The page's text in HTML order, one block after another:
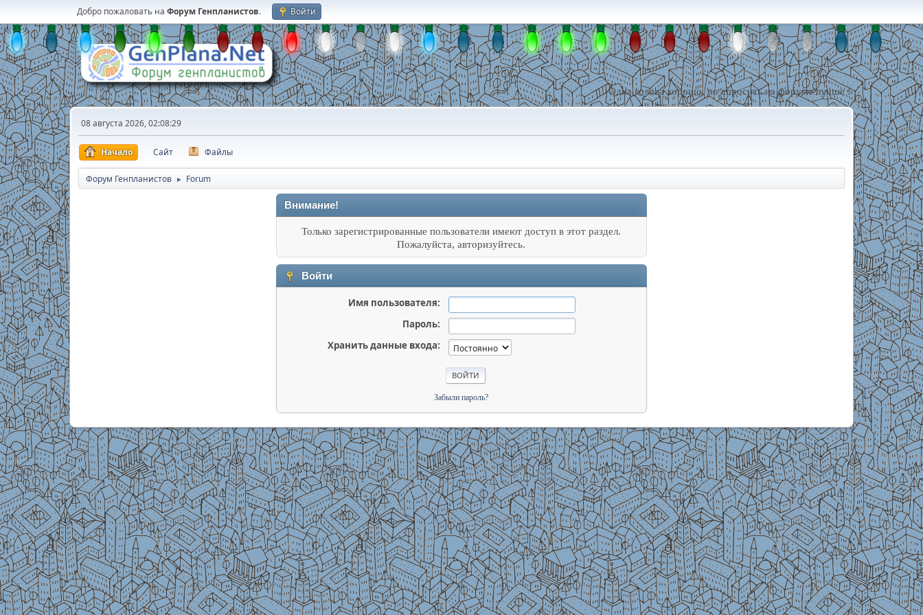
Добро пожаловать на Форум Генпланистов. Войти
Одна голова хорошо, но спросить на форуме лучше !
08 августа 2026, 02:08:29
Начало Сайт Файлы
Форум Генпланистов ► Forum
Внимание!
Только зарегистрированные пользователи имеют доступ в этот раздел.
Пожалуйста, авторизуйтесь.
Войти
Имя пользователя:
Пароль:
Хранить данные входа:
Забыли пароль?